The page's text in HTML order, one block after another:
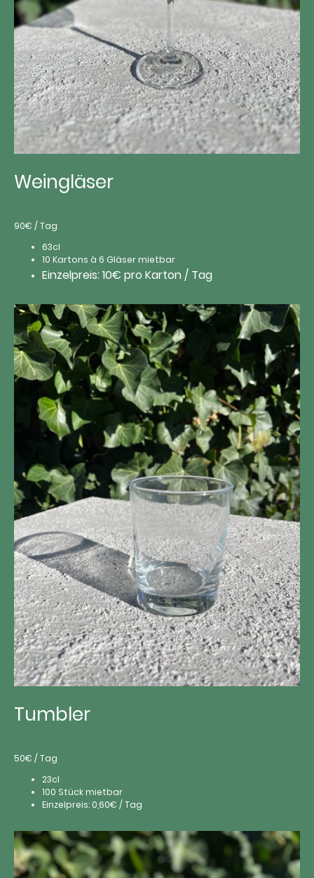
Weingläser
90€ / Tag
63cl
10 Kartons à 6 Gläser mietbar
Einzelpreis: 10€ pro Karton / Tag
Tumbler
50€ / Tag
23cl
100 Stück mietbar
Einzelpreis: 0,60€ / Tag